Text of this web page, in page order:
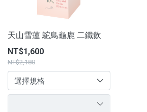
天山雪蓮 鴕鳥龜鹿 二鐵飲
NT$1,600
NT$2,180